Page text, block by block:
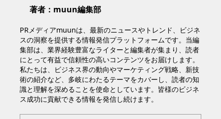
著者：muun編集部
PRメディアmuunは、最新のニュースやトレンド、ビジネ
スの洞察を提供する情報発信プラットフォームです。当編
集部は、業界経験豊富なライターと編集者が集まり、読者
にとって有益で信頼性の高いコンテンツをお届けします。
私たちは、ビジネス界の動向やマーケティング戦略、新技
術の紹介など、多岐にわたるテーマをカバーし、読者の知
識と理解を深めることを使命としています。皆様のビジネ
ス成功に貢献できる情報を発信し続けます。